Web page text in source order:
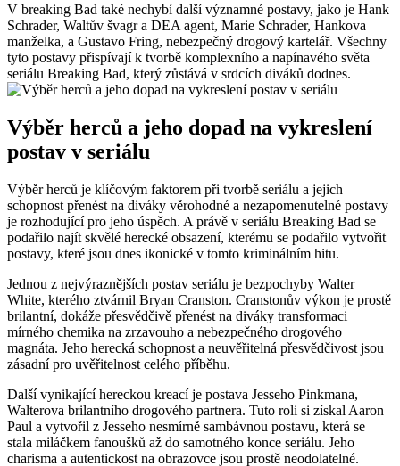
V breaking Bad také nechybí ⁤další významné ‍postavy, jako je Hank
⁣Schrader, Waltův švagr a DEA agent, Marie Schrader, Hankova
manželka, a Gustavo Fring, ⁣nebezpečný drogový kartelář. Všechny
tyto postavy přispívají k ‍tvorbě komplexního a napínavého‌ světa
seriálu Breaking Bad, který zůstává v srdcích ​diváků ⁣dodnes.
Výběr herců‍ a jeho dopad na vykreslení
postav v seriálu
Výběr ​herců je ⁣klíčovým ⁢faktorem při tvorbě seriálu a ⁢jejich
schopnost přenést na diváky věrohodné a nezapomenutelné postavy
je rozhodující ⁢pro jeho úspěch. A právě v seriálu‌ Breaking Bad se
podařilo najít skvělé herecké ‍obsazení,​ kterému se ‍podařilo vytvořit
postavy, které jsou dnes ikonické v tomto kriminálním hitu.
Jednou ‌z nejvýraznějších postav seriálu je⁣ bezpochyby Walter
White, kterého ztvárnil Bryan Cranston. Cranstonův ‍výkon je prostě
brilantní, dokáže přesvědčivě přenést⁢ na diváky ⁣transformaci⁣
mírného ⁢chemika na⁢ zrzavouho ‍a‌ nebezpečného drogového ​
magnáta. Jeho herecká schopnost a neuvěřitelná přesvědčivost jsou‌
zásadní pro uvěřitelnost celého příběhu.
Další vynikající hereckou​ kreací je postava⁣ Jesseho‍ Pinkmana,
Walterova brilantního drogového partnera. Tuto⁤ roli si získal Aaron ​
Paul a ⁢vytvořil z Jesseho⁣ nesmírně sambávnou postavu, která se
stala miláčkem fanoušků až do samotného konce‍ seriálu. Jeho
charisma a autentickost na obrazovce jsou prostě neodolatelné.